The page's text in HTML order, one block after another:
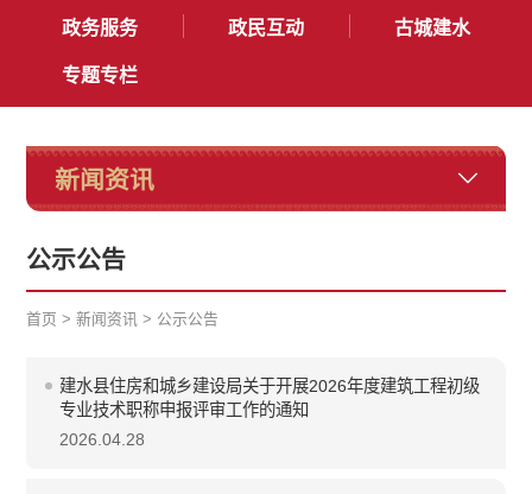
政务服务 政民互动 古城建水
专题专栏
新闻资讯
公示公告
首页 >新闻资讯 > 公示公告
建水县住房和城乡建设局关于开展2026年度建筑工程初级
专业技术职称申报评审工作的通知
2026.04.28